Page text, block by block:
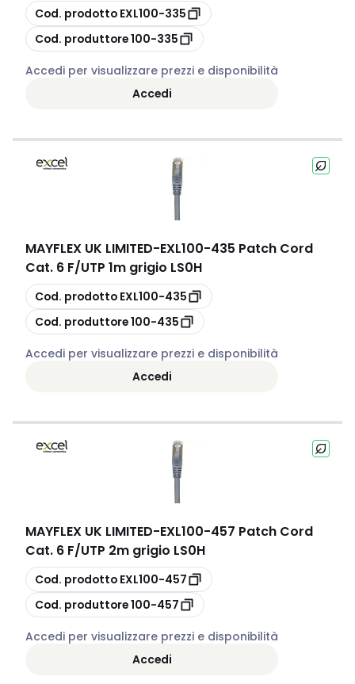
copia
Cod. prodotto EXL100-335
copia
Cod. produttore100-335
Accedi per visualizzare prezzi e disponibilità
Accedi
MAYFLEX UK LIMITED-EXL100-435 Patch Cord
Cat. 6 F/UTP 1m grigio LS0H
copia
Cod. prodotto EXL100-435
copia
Cod. produttore100-435
Accedi per visualizzare prezzi e disponibilità
Accedi
MAYFLEX UK LIMITED-EXL100-457 Patch Cord
Cat. 6 F/UTP 2m grigio LS0H
copia
Cod. prodotto EXL100-457
copia
Cod. produttore100-457
Accedi per visualizzare prezzi e disponibilità
Accedi